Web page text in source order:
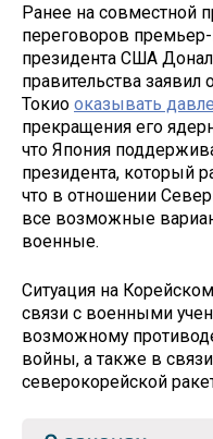
Ранее на совместной
переговоров
президента США
правительства
Токио оказывать
прекращения его
что Япония
президента, который
что в отношении
все возможные
военные.
Ситуация на
связи с военными
возможному
войны, а также в
северокорейской